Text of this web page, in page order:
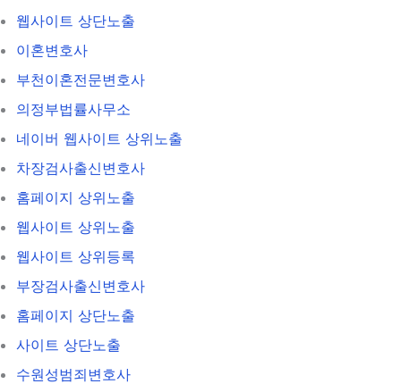
웹사이트 상단노출
이혼변호사
부천이혼전문변호사
의정부법률사무소
네이버 웹사이트 상위노출
차장검사출신변호사
홈페이지 상위노출
웹사이트 상위노출
웹사이트 상위등록
부장검사출신변호사
홈페이지 상단노출
사이트 상단노출
수원성범죄변호사